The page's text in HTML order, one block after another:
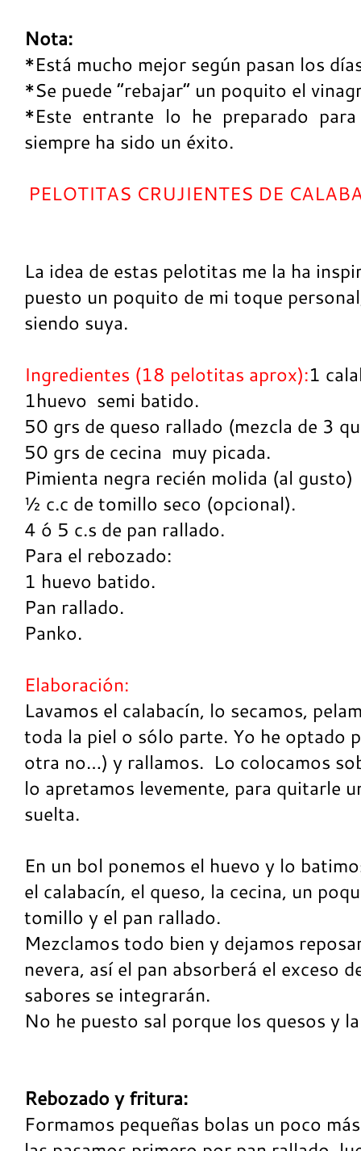
Nota:
*Está mucho mejor según pasan los
*Se puede “rebajar” un poquito el
*Este entrante lo he preparado
siempre ha sido un éxito.
PELOTITAS CRUJIENTES DE
La idea de estas pelotitas me la ha
puesto un poquito de mi toque
siendo suya.
Ingredientes (18 pelotitas aprox):1
1huevo semi batido.
50 grs de queso rallado (mezcla de 3
50 grs de cecina muy picada.
Pimienta negra recién molida (al gusto)
½ c.c de tomillo seco (opcional).
4 ó 5 c.s de pan rallado.
Para el rebozado:
1 huevo batido.
Pan rallado.
Panko.
Elaboración:
Lavamos el calabacín, lo secamos,
toda la piel o sólo parte. Yo he optado
otra no…) y rallamos. Lo colocamos
lo apretamos levemente, para quitarle
suelta.
En un bol ponemos el huevo y lo
el calabacín, el queso, la cecina, un
tomillo y el pan rallado.
Mezclamos todo bien y dejamos
nevera, así el pan absorberá el exceso
sabores se integrarán.
No he puesto sal porque los quesos y
Rebozado y fritura:
Formamos pequeñas bolas un poco